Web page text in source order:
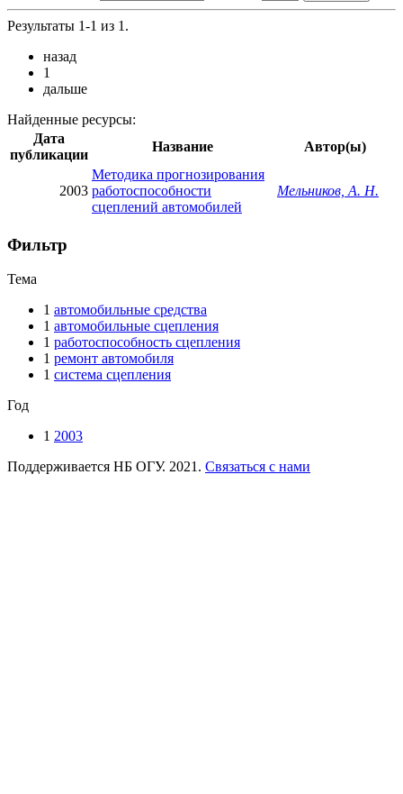
Результаты 1-1 из 1.
назад
1
дальше
Найденные ресурсы:
Дата
публикации
Название Автор(ы)
2003
Методика прогнозирования
работоспособности
сцеплений автомобилей
Мельников, А. Н.
Фильтр
Тема
1 автомобильные средства
1 автомобильные сцепления
1 работоспособность сцепления
1 ремонт автомобиля
1 система сцепления
Год
1 2003
Поддерживается НБ ОГУ. 2021. Связаться с нами